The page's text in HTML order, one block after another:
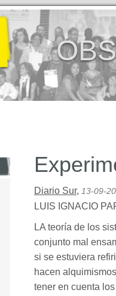
Diario Sur, 13-09-
LUIS IGNACIO
LA teoría de los
conjunto mal
si se estuviera
hacen
tener en cuenta